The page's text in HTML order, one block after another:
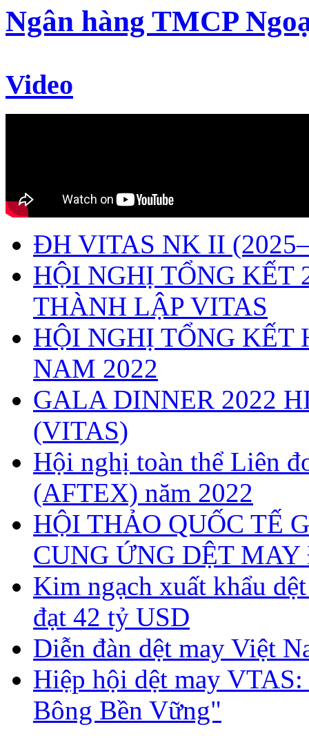
Ngân hàng TMCP
Video
ĐH VITAS NK II
HỘI NGHỊ TỔNG
THÀNH LẬP VITAS
HỘI NGHỊ TỔNG KẾT
NAM 2022
GALA DINNER 2022
(VITAS)
Hội nghị toàn thể Liên
(AFTEX) năm 2022
HỘI THẢO QUỐC TẾ
CUNG ỨNG DỆT
Kim ngạch xuất khẩu
đạt 42 tỷ USD
Diễn đàn dệt may Việt
Hiệp hội dệt may
Bông Bền Vững"